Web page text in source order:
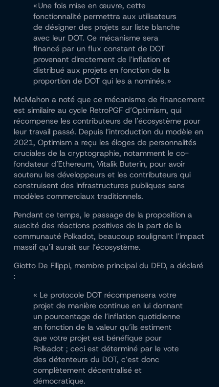
« Une fois mise en œuvre, cette
fonctionnalité permettra aux utilisateurs
de désigner des projets sur liste blanche
avec leur DOT. Ce mécanisme sera
financé par un flux constant de DOT
provenant directement de l’inflation et
distribué aux projets en fonction de la
proportion de DOT qui les a nominés. »
McMahon a noté que ce mécanisme de financement
est similaire au cycle RetroPGF d’Optimism, qui
récompense les contributeurs de l’écosystème pour
leur travail passé. Depuis l’introduction du modèle en
2021, Optimism a reçu les éloges de personnalités
cruciales de la cryptographie, notamment le co-
fondateur d’Ethereum, Vitalik Buterin, pour avoir
soutenu les développeurs et les contributeurs qui
construisent des infrastructures publiques sans
modèles commerciaux traditionnels.
Pendant ce temps, le passage de la proposition a
suscité des réactions positives de la part de la
communauté Polkadot, beaucoup soulignant l’impact
massif qu’il aurait sur l’écosystème.
Giotto De Filippi, membre principal du DED, a déclaré
:
« Le protocole DOT récompensera votre
projet de manière continue en lui donnant
un pourcentage de l’inflation quotidienne
en fonction de la valeur qu’ils estiment
que votre projet est bénéfique pour
Polkadot ; ceci est déterminé par le vote
des détenteurs du DOT, c’est donc
complètement décentralisé et
démocratique.